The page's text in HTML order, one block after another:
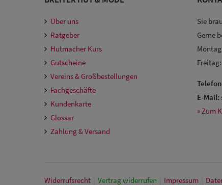
Über uns
Ratgeber
Hutmacher Kurs
Gutscheine
Vereins & Großbestellungen
Fachgeschäfte
Kundenkarte
Glossar
Zahlung & Versand
Sie
Gerne
Freitag:
E-Mail:
» Zum
Widerrufs­recht Vertrag widerrufen Impressum